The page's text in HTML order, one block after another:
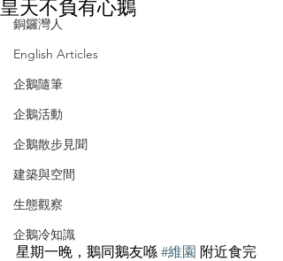
銅鑼灣人
English Articles
企鵝隨筆
企鵝活動
企鵝散步見聞
建築與空間
生態觀察
企鵝冷知識
皇天不負有心鵝
星期一晚，鵝同鵝友喺 #維園 附近食完